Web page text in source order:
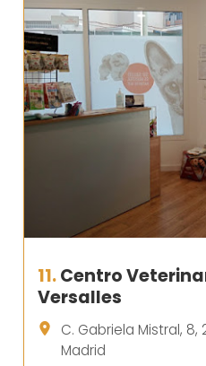
11.Centro
Versalles
C. Gabriela Mistral, 8,
Madrid